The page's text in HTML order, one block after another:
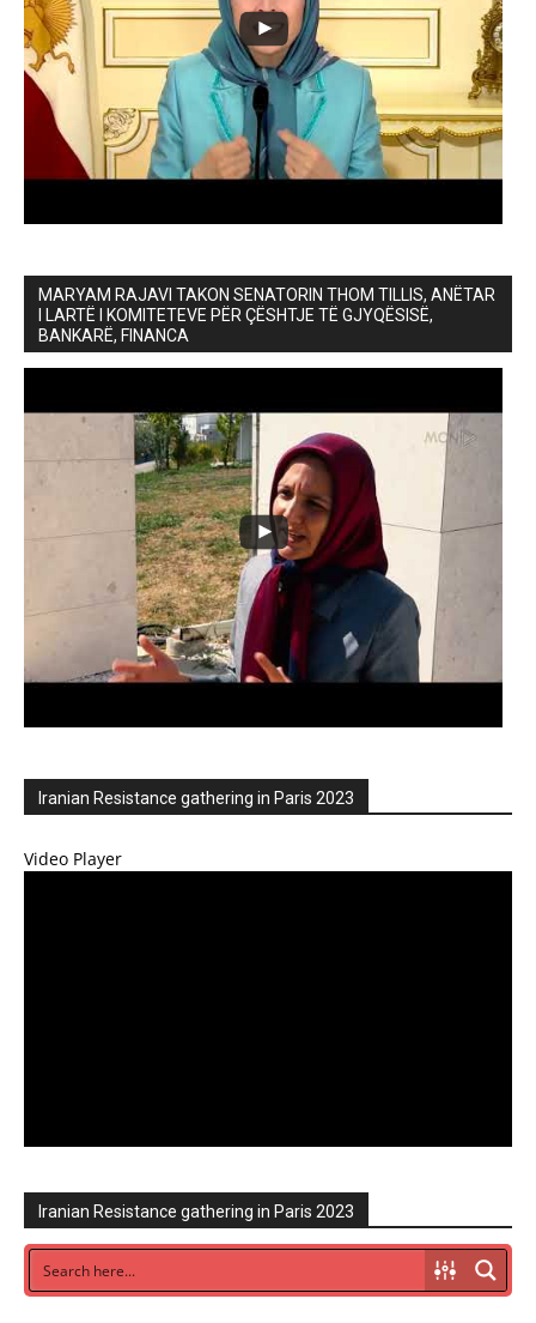
MARYAM RAJAVI TAKON SENATORIN THOM TILLIS, ANËTAR
I LARTË I KOMITETEVE PËR ÇËSHTJE TË GJYQËSISË,
BANKARË, FINANCA
Iranian Resistance gathering in Paris 2023
Video Player
Iranian Resistance gathering in Paris 2023